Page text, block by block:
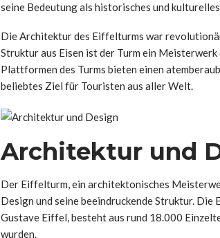
seine Bedeutung als historisches und
Die Architektur des Eiffelturms war
Struktur aus Eisen ist der Turm ein
Plattformen des Turms bieten einen
beliebtes Ziel für Touristen aus aller Welt.
Architektur und
Der Eiffelturm, ein architektonisches
Design und seine beeindruckende Struktur.
Gustave Eiffel, besteht aus rund 18.000
wurden.